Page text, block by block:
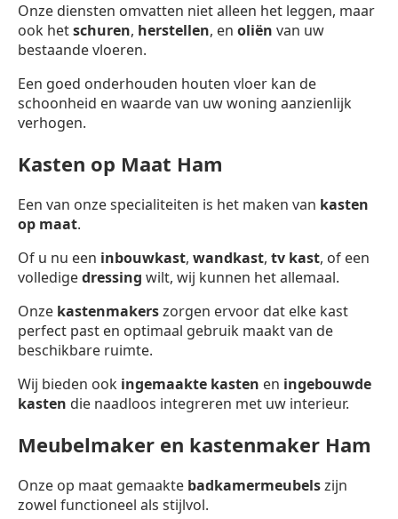
Onze diensten omvatten niet alleen het leggen, maar
ook hetschuren, herstellen, en oliën van uw
bestaande vloeren.
Een goed onderhouden houten vloer kan de
schoonheid en waarde van uw woning aanzienlijk
verhogen.
Kasten op Maat Ham
Een van onze specialiteiten is het maken van kasten
op maat.
Of u nu een inbouwkast, wandkast, tv kast, of een
volledigedressing wilt, wij kunnen het allemaal.
Onze kastenmakerszorgen ervoor dat elke kast
perfect past en optimaal gebruik maakt van de
beschikbare ruimte.
Wij bieden ook ingemaakte kasten en ingebouwde
kasten die naadloos integreren met uw interieur.
Meubelmaker en kastenmaker Ham
Onze op maat gemaakte badkamermeubelszijn
zowel functioneel als stijlvol.